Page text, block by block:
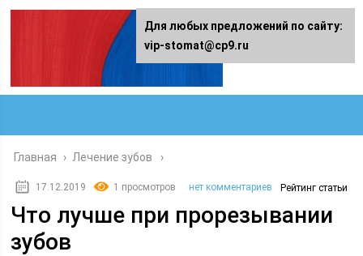
Главная › Лечение зубов
17.12.2019 1 просмотров нет комментариев Рейтинг статьи
Что лучше при прорезывании
зубов
Для любых предложений по сайту:
vip-stomat@cp9.ru